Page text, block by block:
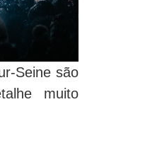
Seine são
muito